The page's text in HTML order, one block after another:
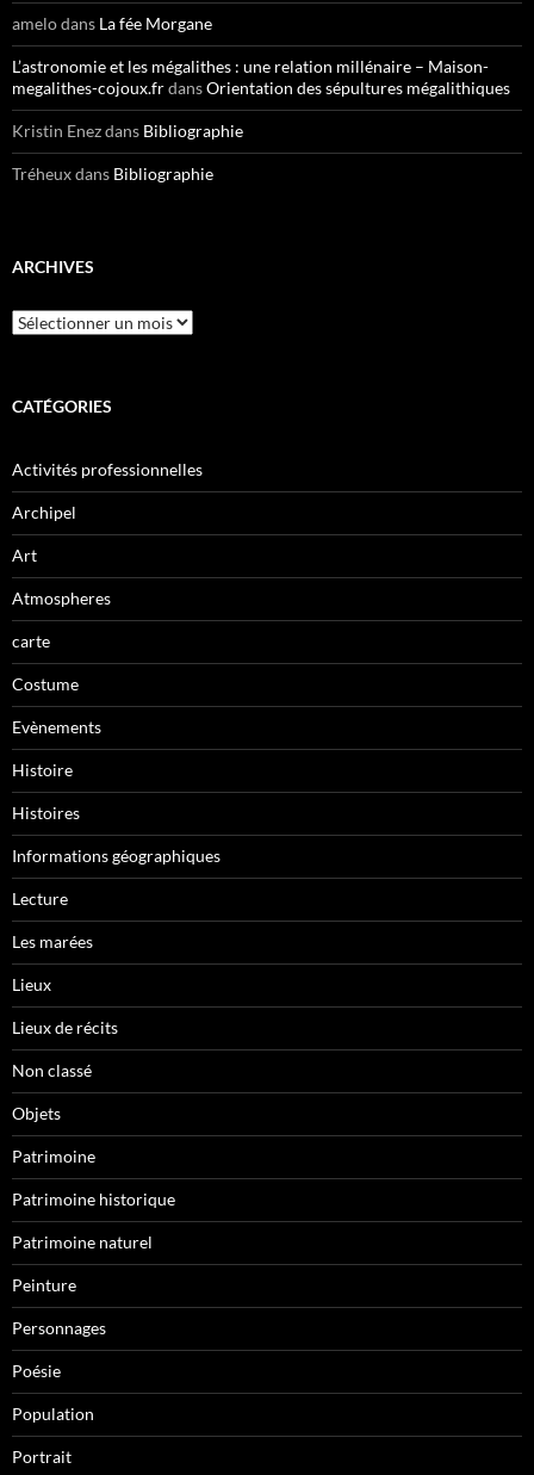
amelodans La fée Morgane
L’astronomie et les mégalithes : une relation millénaire – Maison-
megalithes-cojoux.frdansOrientation des sépultures mégalithiques
Kristin Enezdans Bibliographie
Tréheuxdans Bibliographie
ARCHIVES
Archives
CATÉGORIES
Activités professionnelles
Archipel
Art
Atmospheres
carte
Costume
Evènements
Histoire
Histoires
Informations géographiques
Lecture
Les marées
Lieux
Lieux de récits
Non classé
Objets
Patrimoine
Patrimoine historique
Patrimoine naturel
Peinture
Personnages
Poésie
Population
Portrait